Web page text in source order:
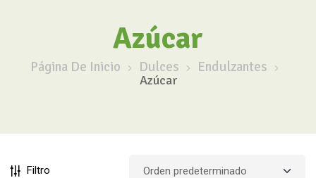
Azúcar
Página De Inicio Dulces Endulzantes
Azúcar
Filtro